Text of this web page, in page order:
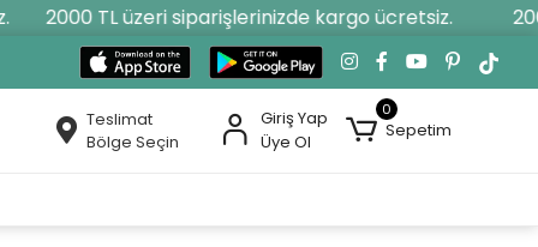
2000 TL üzeri siparişlerinizde kargo ücretsiz.
Teslimat
Bölge Seçin
Giriş Yap
Üye Ol
0
Sepetim